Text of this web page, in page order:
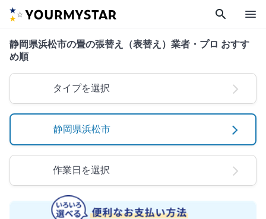
search menu
静岡県浜松市の畳の張替え（表替え）業者・プロ おすす
め順
タイプを選択
静岡県浜松市
作業日を選択